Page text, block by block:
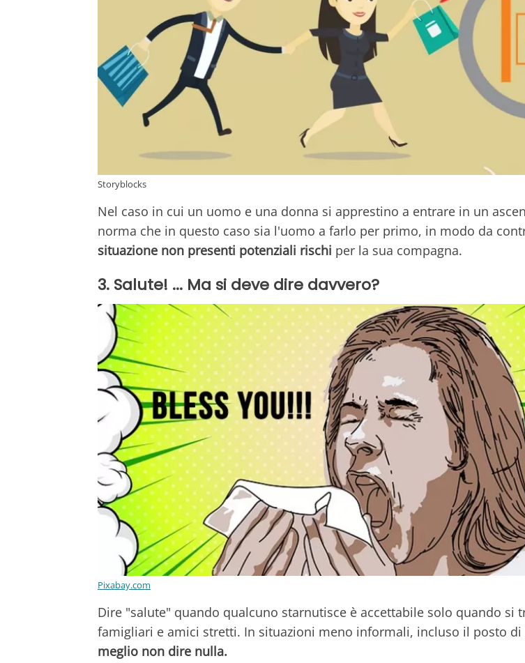
Storyblocks
Nel caso in cui un uomo e una donna si apprestino a entrare in un
norma che in questo caso sia l'uomo a farlo per primo, in modo da
situazione non presenti potenziali rischi per la sua compagna.
3. Salute! ... Ma si deve dire davvero?
Pixabay.com
Dire "salute" quando qualcuno starnutisce è accettabile solo quando si
famigliari e amici stretti. In situazioni meno informali, incluso il posto di
meglio non dire nulla.